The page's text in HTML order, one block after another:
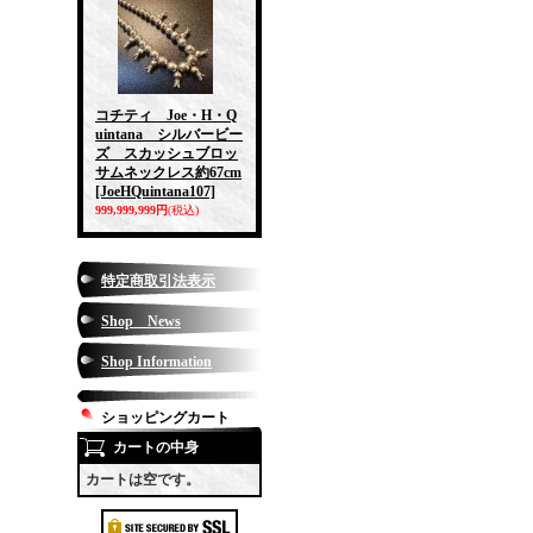
コチティ Joe・H・Q
uintana シルバービー
ズ スカッシュブロッ
サムネックレス約67cm
[JoeHQuintana107]
999,999,999円(税込)
特定商取引法表示
Shop News
Shop Information
ショッピングカート
カートの中身
カートは空です。